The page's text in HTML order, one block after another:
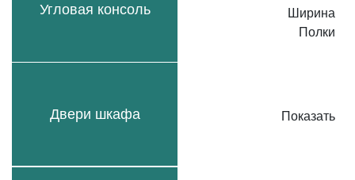
Угловая консоль
Двери шкафа
Ширина
Полки
Показать